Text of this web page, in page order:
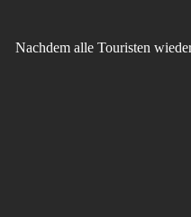
Nachdem alle Touristen